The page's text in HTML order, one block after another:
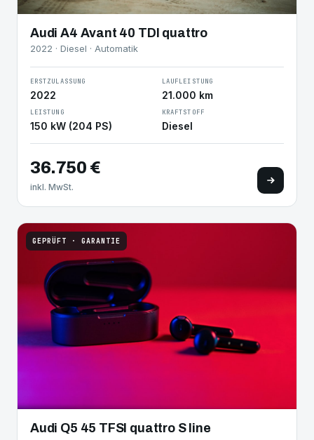
Audi A4 Avant 40 TDI quattro
2022 · Diesel · Automatik
ERSTZULASSUNG
2022
LAUFLEISTUNG
21.000 km
LEISTUNG
150 kW (204 PS)
KRAFTSTOFF
Diesel
36.750 €
inkl. MwSt.
GEPRÜFT · GARANTIE
Audi Q5 45 TFSI quattro S line